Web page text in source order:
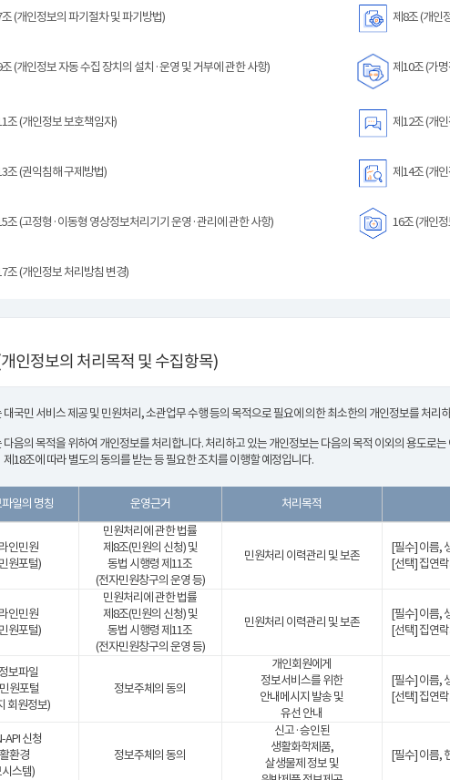
(개인정보의 파기절차 및 파기방법) 제8조 (개인
(개인정보 자동 수집 장치의 설치·운영 및 거부에 관한 사항) 제10조 (가명
조 (개인정보 보호책임자) 제12조 (개
조 (권익침해 구제방법) 제14조 (개
조 (고정형·이동형 영상정보처리기기 운영·관리에 관한 사항) 16조 (개인
조 (개인정보 처리방침 변경)
인정보의 처리목적 및 수집항목)
국민 서비스 제공 및 민원처리, 소관업무 수행 등의 목적으로 필요에 의한 최소한의 개인정보를 처리
음의 목적을 위하여 개인정보를 처리합니다. 처리하고 있는 개인정보는 다음의 목적 이외의 용도로
18조에 따라 별도의 동의를 받는 등 필요한 조치를 이행할 예정입니다.
일의 명칭 운영근거 처리목적
인민원
원포털)
민원처리에 관한 법률
제8조(민원의 신청) 및
동법 시행령 제11조
(전자민원창구의 운영 등)
민원처리 이력관리 및 보존
[필수] 이름,
[선택] 집연
인민원
원포털)
민원처리에 관한 법률
제8조(민원의 신청) 및
동법 시행령 제11조
(전자민원창구의 운영 등)
민원처리 이력관리 및 보존
[필수] 이름,
[선택] 집연
보파일
원포털
회원정보)
정보주체의 동의
개인회원에게
정보서비스를 위한
안내메시지 발송 및
유선 안내
[필수] 이름,
[선택] 집연
API 신청
환경
스템)
정보주체의 동의
신고·승인된
생활화학제품,
살생물제 정보 및
[필수] 이름,